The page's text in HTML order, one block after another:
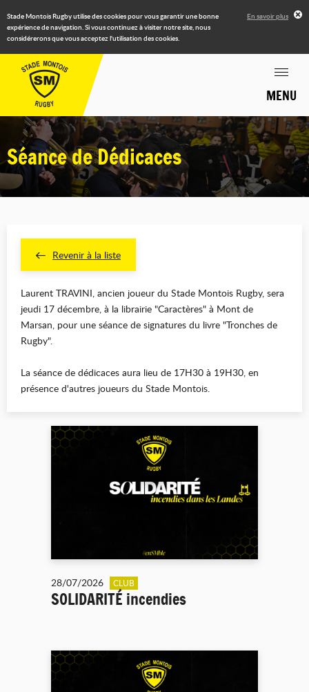
Stade Montois Rugby utilise des cookies pour vous garantir une bonne
expérience de navigation. Si vous continuez à visiter notre site, nous
considérerons que vous acceptez l'utilisation des cookies.
En savoir plus
MENU
Séance de Dédicaces
Revenir à la liste
Laurent TRAVINI, ancien joueur du Stade Montois Rugby, sera
jeudi 17 décembre, à la librairie "Caractères" à Mont de
Marsan, pour une séance de signatures du livre "Tronches de
Rugby".
La séance de dédicaces aura lieu de 17H30 à 19H30, en
présence d'autres joueurs du Stade Montois.
28/07/2026 CLUB
SOLIDARITÉ incendies